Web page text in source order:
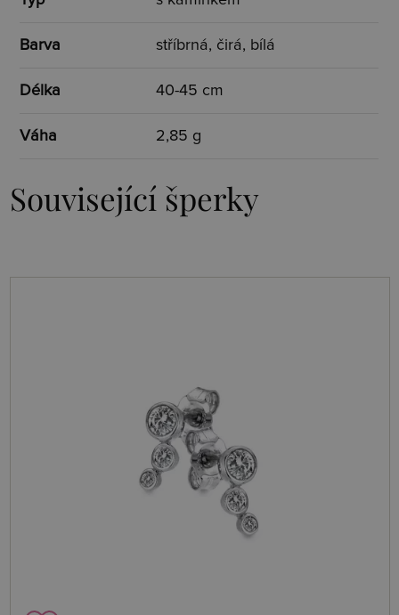
Barva stříbrná, čirá, bílá
Délka 40-45 cm
Váha 2,85 g
Související šperky